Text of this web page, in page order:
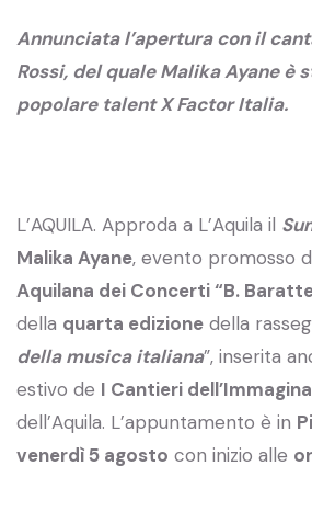
Annunciata l’apertura con il
Rossi, del quale Malika Ayane è
popolare talent X Factor Italia.
L’AQUILA. Approda a L’Aquila il
Malika Ayane, evento promosso
Aquilana dei Concerti “B.
della quarta edizione della
della musica italiana”, inserita
estivo de I Cantieri
dell’Aquila. L’appuntamento è in
venerdì 5 agosto con inizio alle